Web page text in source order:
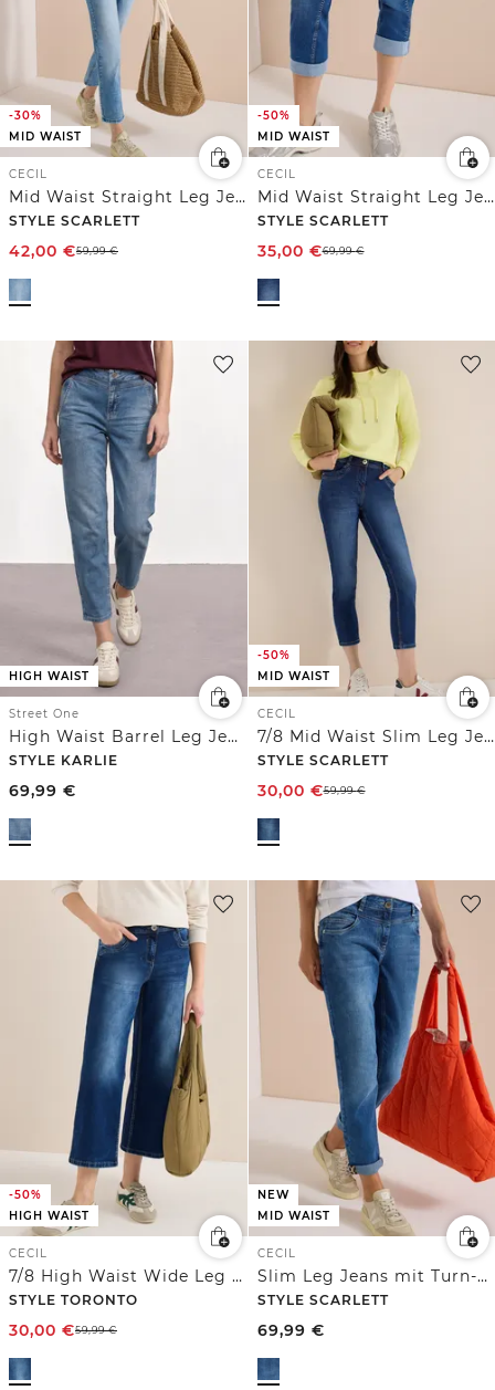
-30%
MID WAIST
CECIL
Mid Waist Straight Leg Jeans im Casual Fit
STYLE SCARLETT
42,00 €59,99€
-50%
MID WAIST
CECIL
Mid Waist Straight Leg Jeans im Casual Fit
STYLE SCARLETT
35,00 €69,99€
HIGH WAIST
Street One
High Waist Barrel Leg Jeans im Loose Fit
STYLE KARLIE
69,99 €
-50%
MID WAIST
CECIL
7/8 Mid Waist Slim Leg Jeans im Casual Fit
STYLE SCARLETT
30,00 €59,99€
-50%
HIGH WAIST
CECIL
7/8 High Waist Wide Leg Jeans im Slim Fit
STYLE TORONTO
30,00 €59,99€
NEW
MID WAIST
CECIL
Slim Leg Jeans mit Turn-Up und Leo-Tape
STYLE SCARLETT
69,99 €